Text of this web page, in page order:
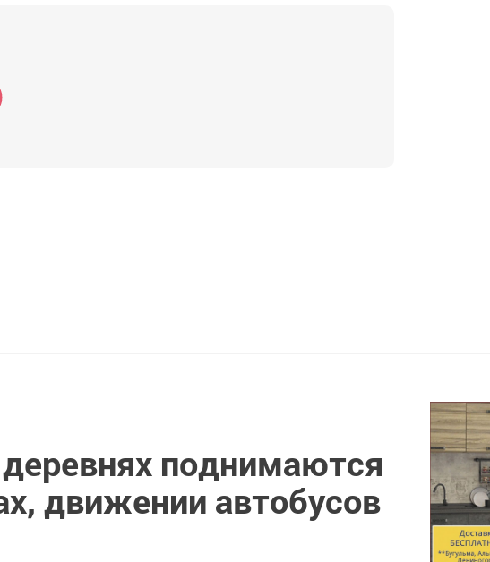
поднимаются
движении автобусов